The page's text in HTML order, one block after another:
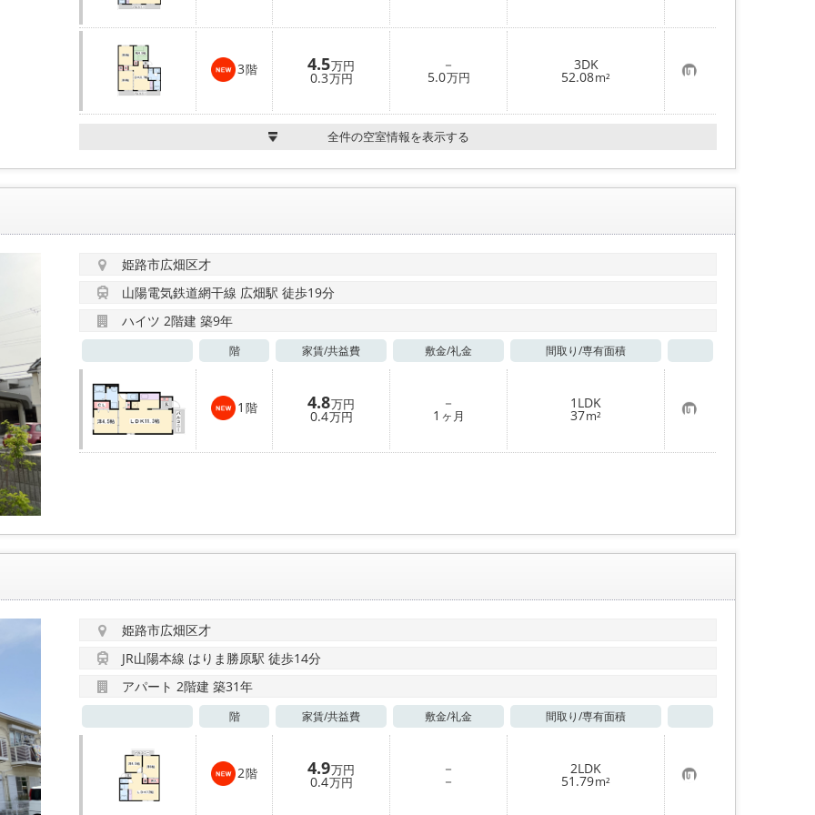
に
入
り
登
録
3階 4.5万円
0.3万円
－
5.0万円
3DK
52.08m² お
気
に
入
全件の空室情報を表示する
姫路市広畑区才
山陽電気鉄道網干線 広畑駅 徒歩19分
ハイツ 2階建 築9年
階 家賃/共益費 敷金/礼金 間取り/専有面積
1 階 4.8万円
0.4万円
－
1 ヶ月
1LDK
37m² お
気
に
入
姫路市広畑区才
JR山陽本線 はりま勝原駅 徒歩14分
アパート 2階建 築31年
階 家賃/共益費 敷金/礼金 間取り/専有面積
2階 4.9万円
0.4万円
－
－
2LDK
51.79m² お
気
に